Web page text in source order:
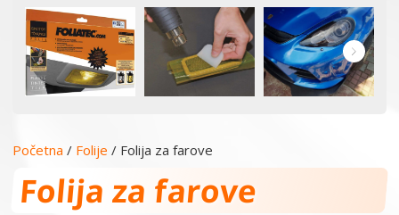
Početna / Folije / Folija za farove
Folija za farove